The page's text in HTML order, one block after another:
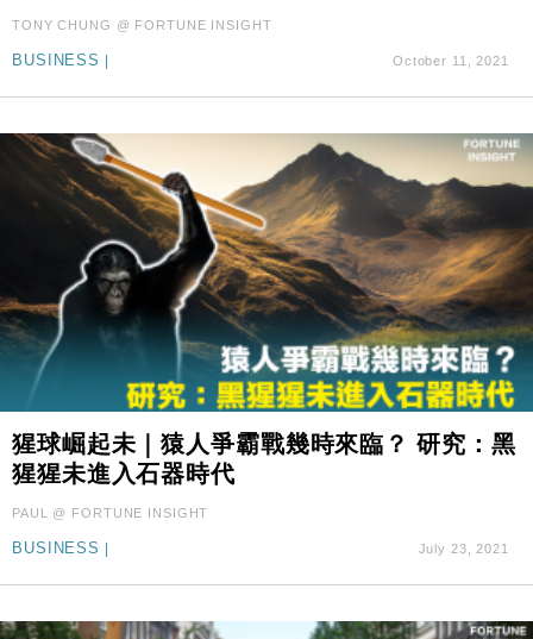
TONY CHUNG @ FORTUNE INSIGHT
BUSINESS | October 11, 2021
猩球崛起未｜猿人爭霸戰幾時來臨？ 研究：黑
猩猩未進入石器時代
PAUL @ FORTUNE INSIGHT
BUSINESS July 23, 2021